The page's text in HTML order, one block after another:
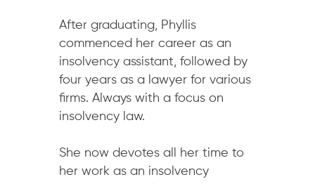
After graduating, Phyllis
commenced her career as an
insolvency assistant, followed by
four years as a lawyer for various
firms. Always with a focus on
insolvency law.
She now devotes all her time to
her work as an insolvency